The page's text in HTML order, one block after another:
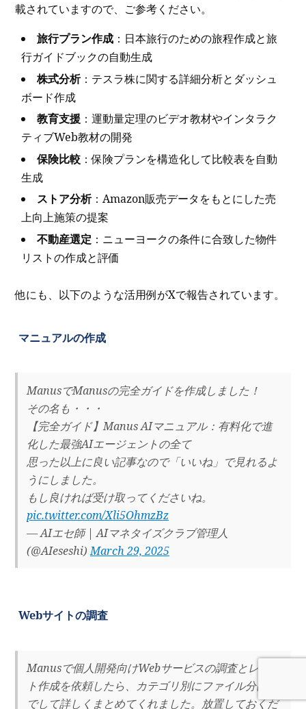
載されていますので、ご参考ください。
旅行プラン作成 ：日本旅行のための旅程作成と旅
行ガイドブックの自動生成
株式分析：テスラ株に関する詳細分析とダッシュ
ボード作成
教育支援 ：運動量定理のビデオ教材やインタラク
ティブWeb教材の開発
保険比較 ：保険プランを構造化して比較表を自動
生成
ストア分析：Amazon販売データをもとにした売
上向上施策の提案
不動産選定 ：ニューヨークの条件に合致した物件
リストの作成と評価
他にも、以下のような活用例がXで報告されています。
マニュアルの作成
ManusでManusの完全ガイドを作成しました！
その名も・・・
【完全ガイド】Manus AIマニュアル：有料化で進
化した最強AIエージェントの全て
思った以上に良い記事なので「いいね」で見れるよ
うにしました。
もし良ければ受け取ってくださいね。
pic.twitter.com/Xli5OhmzBz
— AIエセ師 | AIマネタイズクラブ管理人
(@AIeseshi)March 29, 2025
Webサイトの調査
Manusで個人開発向けWebサービスの調査とレポー
ト作成を依頼したら、カテゴリ別にファイル分けま
でして詳しくまとめてくれました。放置しておくだ